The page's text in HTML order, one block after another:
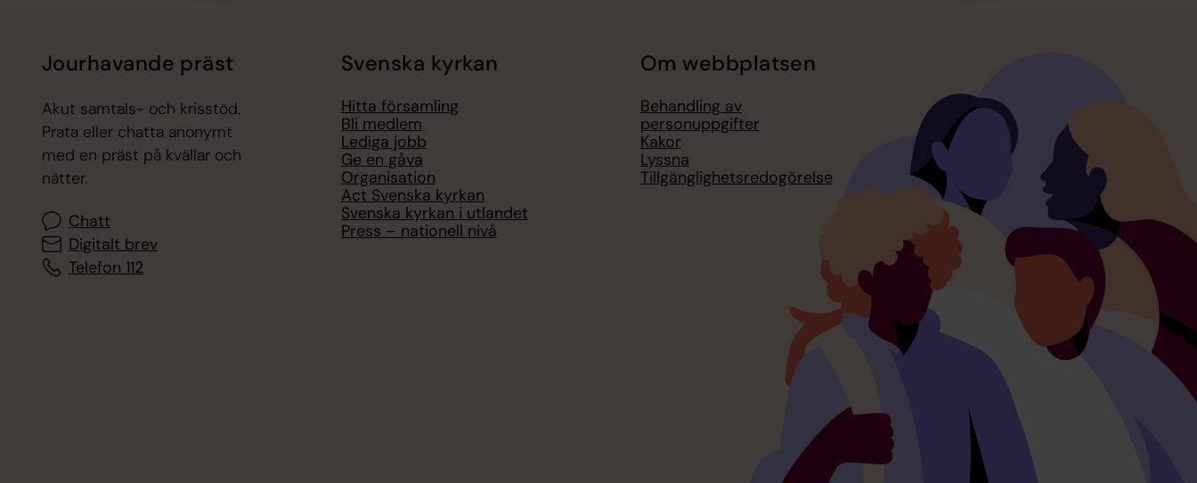
Jourhavande präst
Akut samtals- och krisstöd.
Prata eller chatta anonymt
med en präst på kvällar och
nätter.
Chatt
Digitalt brev
Telefon 112
Svenska kyrkan
Hitta församling
Bli medlem
Lediga jobb
Ge en gåva
Organisation
Act Svenska kyrkan
Svenska kyrkan i utlandet
Press – nationell nivå
Om webbplatsen
Behandling av
personuppgifter
Kakor
Lyssna
Tillgänglighetsredogörelse